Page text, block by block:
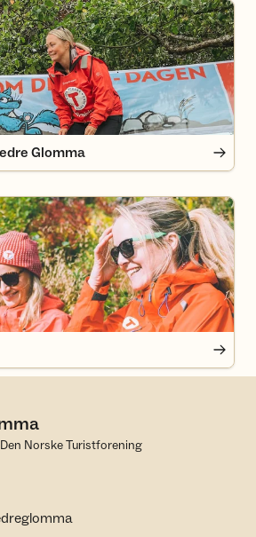
Glomma
Glomma
Norske Turistforening